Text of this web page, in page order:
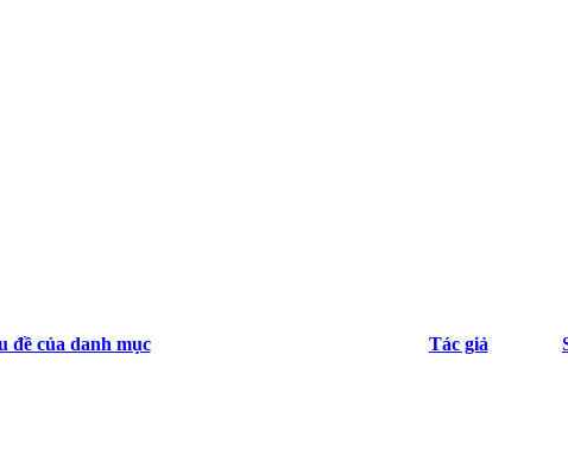
đề của danh mục Tác giả